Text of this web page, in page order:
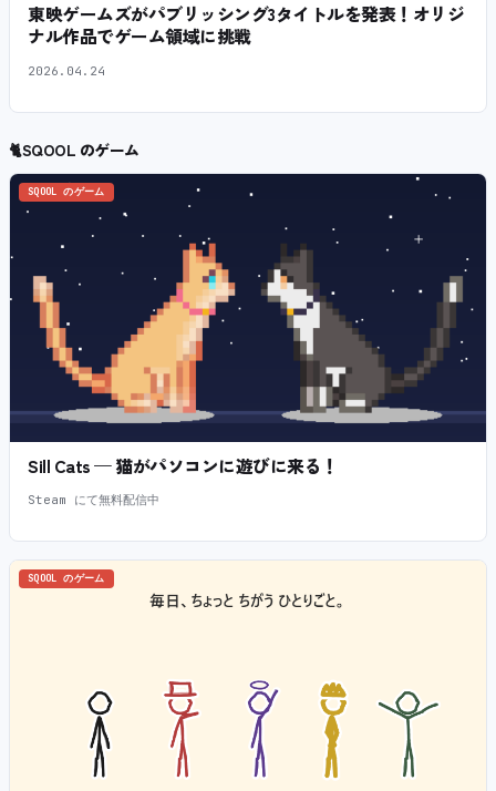
東映ゲームズがパブリッシング3タイトルを発表！オリジ
ナル作品でゲーム領域に挑戦
2026.04.24
🐈SQOOL のゲーム
SQOOL のゲーム
Sill Cats — 猫がパソコンに遊びに来る！
Steam にて無料配信中
SQOOL のゲーム